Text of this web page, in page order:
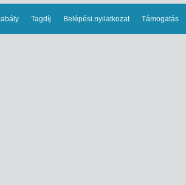
Tagdíj Belépési nyilatkozat Támogatás